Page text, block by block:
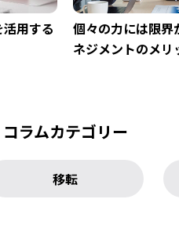
用する
個々の力には限界
ネジメントのメリ
コラムカテゴリー
移転